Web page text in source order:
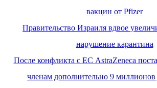
вакцин от Pfizer
Правительство Израиля вдвое
нарушение карантина
После конфликта с ЕС AstraZeneca
членам дополнительно 9